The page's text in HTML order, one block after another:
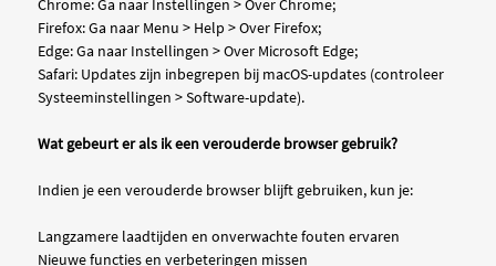
Chrome: Ga naar Instellingen > Over Chrome;
Firefox: Ga naar Menu > Help > Over Firefox;
Edge: Ga naar Instellingen > Over Microsoft Edge;
Safari: Updates zijn inbegrepen bij macOS-updates (controleer
Systeeminstellingen > Software-update).
Wat gebeurt er als ik een verouderde browser gebruik?
Indien je een verouderde browser blijft gebruiken, kun je:
Langzamere laadtijden en onverwachte fouten ervaren
Nieuwe functies en verbeteringen missen